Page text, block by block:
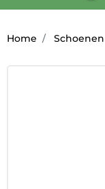
Home Schoenen